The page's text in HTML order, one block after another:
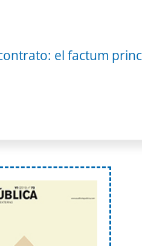
el factum